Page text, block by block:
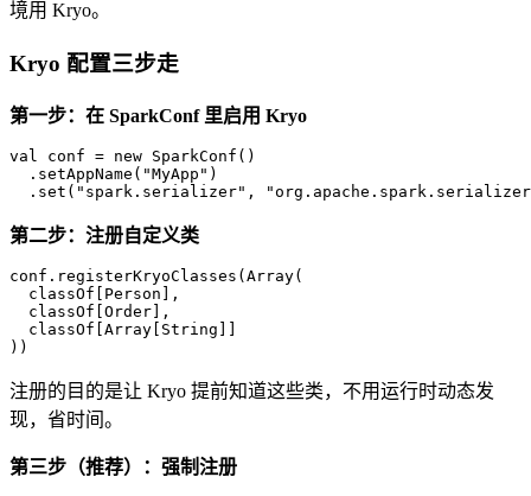
境用 Kryo。
Kryo 配置三步走
第一步：在 SparkConf 里启用 Kryo
val conf = new SparkConf ()
  .setAppName(
"MyApp" )
  .set(
"spark.serializer" ,
第二步：注册自定义类
conf.registerKryoClasses(Array(
  classOf[
Person ],
  classOf[
Order],
  classOf[
Array [ String ]]
))
注册的目的是让 Kryo 提前知道这些类，不用运行时动态发
现，省时间。
第三步（推荐）：强制注册